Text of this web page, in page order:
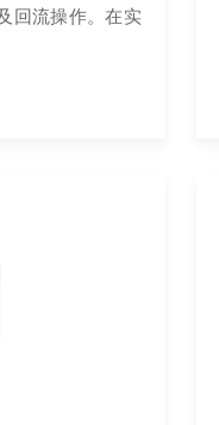
回流操作。在实
措施。